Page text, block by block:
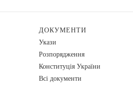
ДОКУМЕНТИ
Укази
Розпорядження
Конституція України
Всі документи